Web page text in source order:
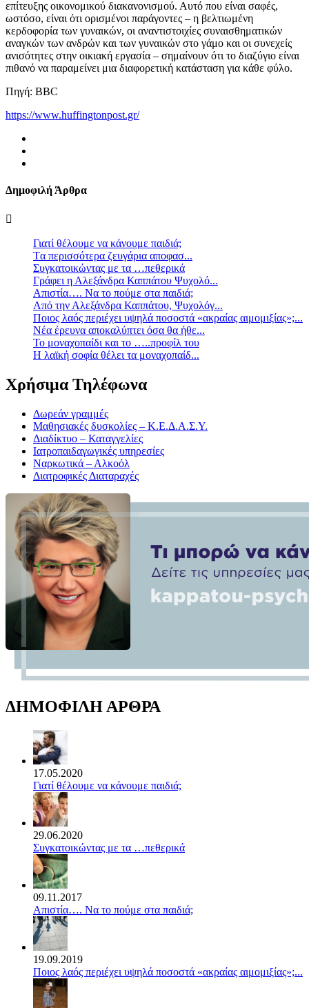
επίτευξης οικονομικού διακανονισμού. Αυτό που είναι σαφές,
ωστόσο, είναι ότι ορισμένοι παράγοντες – η βελτιωμένη
κερδοφορία των γυναικών, οι αναντιστοιχίες συναισθηματικών
αναγκών των ανδρών και των γυναικών στο γάμο και οι συνεχείς
ανισότητες στην οικιακή εργασία – σημαίνουν ότι το διαζύγιο είναι
πιθανό να παραμείνει μια διαφορετική κατάσταση για κάθε φύλο.
Πηγή: BBC
https://www.huffingtonpost.gr/
Δημοφιλή Άρθρα
Γιατί θέλουμε να κάνουμε παιδιά;
Tα περισσότερα ζευγάρια αποφασ...
Συγκατοικώντας με τα …πεθερικά
Γράφει η Αλεξάνδρα Καππάτου Ψυχολό...
Απιστία…. Να το πούμε στα παιδιά;
Από την Αλεξάνδρα Καππάτου, Ψυχολόγ...
Ποιος λαός περιέχει υψηλά ποσοστά «ακραίας αιμομιξίας»;...
Νέα έρευνα αποκαλύπτει όσα θα ήθε...
Το μοναχοπαίδι και το …..προφίλ του
Η λαϊκή σοφία θέλει τα μοναχοπαίδ...
Χρήσιμα Τηλέφωνα
Δωρεάν γραμμές
Μαθησιακές δυσκολίες – Κ.Ε.Δ.Α.Σ.Υ.
Διαδίκτυο – Καταγγελίες
Ιατροπαιδαγωγικές υπηρεσίες
Ναρκωτικά – Αλκοόλ
Διατροφικές Διαταραχές
ΔΗΜΟΦΙΛΗ ΑΡΘΡΑ
17.05.2020
Γιατί θέλουμε να κάνουμε παιδιά;
29.06.2020
Συγκατοικώντας με τα …πεθερικά
09.11.2017
Απιστία…. Να το πούμε στα παιδιά;
19.09.2019
Ποιος λαός περιέχει υψηλά ποσοστά «ακραίας αιμομιξίας»;...